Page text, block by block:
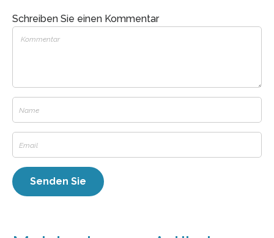
Schreiben Sie einen Kommentar